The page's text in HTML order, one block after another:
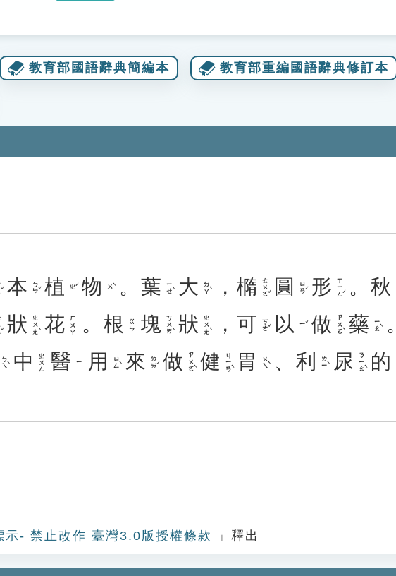
教育部國語辭典簡編本 教育部重編國語辭典修訂本
本 ㄅㄣˇ 植 ㄓˊ 物 ㄨˋ 。 葉 ㄧㄝˋ 大 ㄉㄚˋ ，橢 ㄊㄨㄛˇ 圓 ㄩㄢˊ 形 ㄒㄧㄥˊ 。秋
狀 ㄓㄨㄤˋ 花 ㄏㄨㄚ 。 根 ㄍㄣ 塊 ㄎㄨㄞˋ 狀 ㄓㄨㄤˋ ，可 ㄎㄜˇ 以 ㄧˇ 做 ㄗㄨㄛˋ 藥 ㄧㄠˋ
ㄅㄟˋ 中 ㄓㄨㄥ 醫 ㄧ 用 ㄩㄥˋ 來 ㄌㄞˊ 做 ㄗㄨㄛˋ 健 ㄐㄧㄢˋ 胃 ㄨㄟˋ 、利 ㄌㄧˋ 尿 ㄋㄧㄠˋ 的
示- 禁止改作 臺灣3.0版授權條款 」釋出